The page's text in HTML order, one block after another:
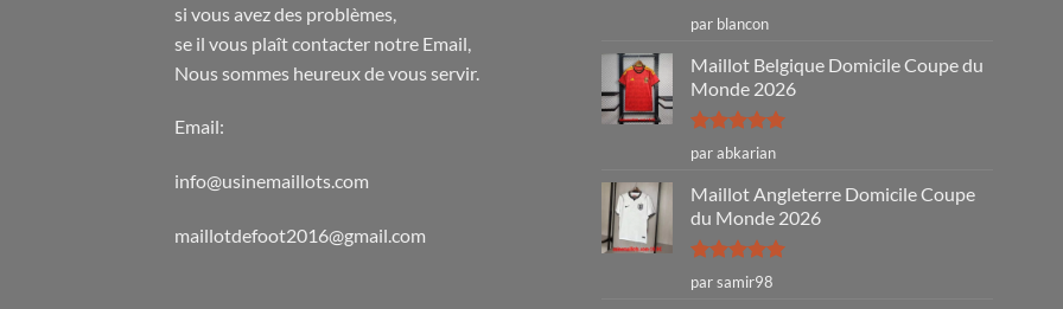
si vous avez des problèmes,
se il vous plaît contacter notre Email,
Nous sommes heureux de vous servir.
Email:
info@usinemaillots.com
maillotdefoot2016@gmail.com
Note4
sur 5
par blancon
Maillot Belgique Domicile Coupe du
Monde 2026
Note5sur
5
par abkarian
Maillot Angleterre Domicile Coupe
du Monde 2026
Note5sur
5
par samir98